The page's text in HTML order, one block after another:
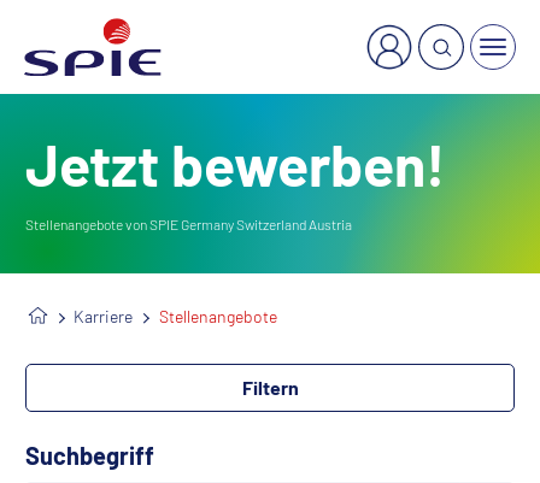
Jetzt bewerben!
Stellenangebote von SPIE Germany Switzerland Austria
Karriere Stellenangebote
Filtern
Suchbegriff